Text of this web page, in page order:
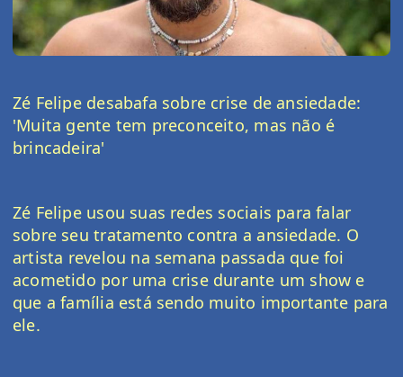
Zé Felipe desabafa sobre crise de ansiedade:
'Muita gente tem preconceito, mas não é
brincadeira'
Zé Felipe usou suas redes sociais para falar
sobre seu tratamento contra a ansiedade. O
artista revelou na semana passada que foi
acometido por uma crise durante um show e
que a família está sendo muito importante para
ele.